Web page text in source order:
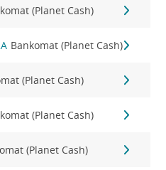
(Planet Cash)
Bankomat (Planet Cash)
(Planet Cash)
(Planet Cash)
(Planet Cash)